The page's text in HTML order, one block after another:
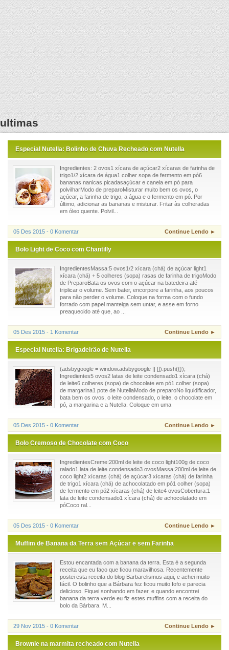
ultimas
Especial Nutella: Bolinho de Chuva Recheado com Nutella
Ingredientes: 2 ovos1 xícara de açúcar2 xícaras de farinha de
trigo1/2 xícara de água1 colher sopa de fermento em pó6
bananas nanicas picadasaçúcar e canela em pó para
polvilharModo de preparoMisturar muito bem os ovos, o
açúcar, a farinha de trigo, a água e o fermento em pó. Por
último, adicionar as bananas e misturar. Fritar às colheradas
em óleo quente. Polvil...
05 Des 2015 - 0 Komentar Continue Lendo ►
Bolo Light de Coco com Chantilly
IngredientesMassa:5 ovos1/2 xícara (chá) de açúcar light1
xícara (chá) + 5 colheres (sopa) rasas de farinha de trigoModo
de PreparoBata os ovos com o açúcar na batedeira até
triplicar o volume. Sem bater, encorpore a farinha, aos poucos
para não perder o volume. Coloque na forma com o fundo
forrado com papel manteiga sem untar, e asse em forno
preaquecido até que, ao ...
05 Des 2015 - 1 Komentar Continue Lendo ►
Especial Nutella: Brigadeirão de Nutella
(adsbygoogle = window.adsbygoogle || []).push({});
Ingredientes5 ovos2 latas de leite condensado1 xícara (chá)
de leite6 colheres (sopa) de chocolate em pó1 colher (sopa)
de margarina1 pote de NutellaModo de preparoNo liquidificador,
bata bem os ovos, o leite condensado, o leite, o chocolate em
pó, a margarina e a Nutella. Coloque em uma
05 Des 2015 - 0 Komentar Continue Lendo ►
Bolo Cremoso de Chocolate com Coco
IngredientesCreme:200ml de leite de coco light100g de coco
ralado1 lata de leite condensado3 ovosMassa:200ml de leite de
coco light2 xícaras (chá) de açúcar3 xícaras (chá) de farinha
de trigo1 xícara (chá) de achocolatado em pó1 colher (sopa)
de fermento em pó2 xícaras (chá) de leite4 ovosCobertura:1
lata de leite condensado1 xícara (chá) de achocolatado em
póCoco ral...
05 Des 2015 - 0 Komentar Continue Lendo ►
Muffim de Banana da Terra sem Açúcar e sem Farinha
Estou encantada com a banana da terra. Esta é a segunda
receita que eu faço que ficou maravilhosa. Recentemente
postei esta receita do blog Barbarelismus aqui, e achei muito
fácil. O bolinho que a Bárbara fez ficou muito fofo e parecia
delicioso. Fiquei sonhando em fazer, e quando encontrei
banana da terra verde eu fiz estes muffins com a receita do
bolo da Bárbara. M...
29 Nov 2015 - 0 Komentar Continue Lendo ►
Brownie na marmita recheado com Nutella